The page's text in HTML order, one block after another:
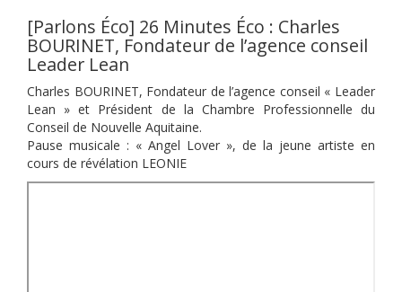
[Parlons Éco] 26 Minutes Éco : Charles
BOURINET, Fondateur de l’agence conseil
Leader Lean
Charles BOURINET, Fondateur de l’agence conseil « Leader
Lean » et Président de la Chambre Professionnelle du
Conseil de Nouvelle Aquitaine.
Pause musicale : « Angel Lover », de la jeune artiste en
cours de révélation LEONIE